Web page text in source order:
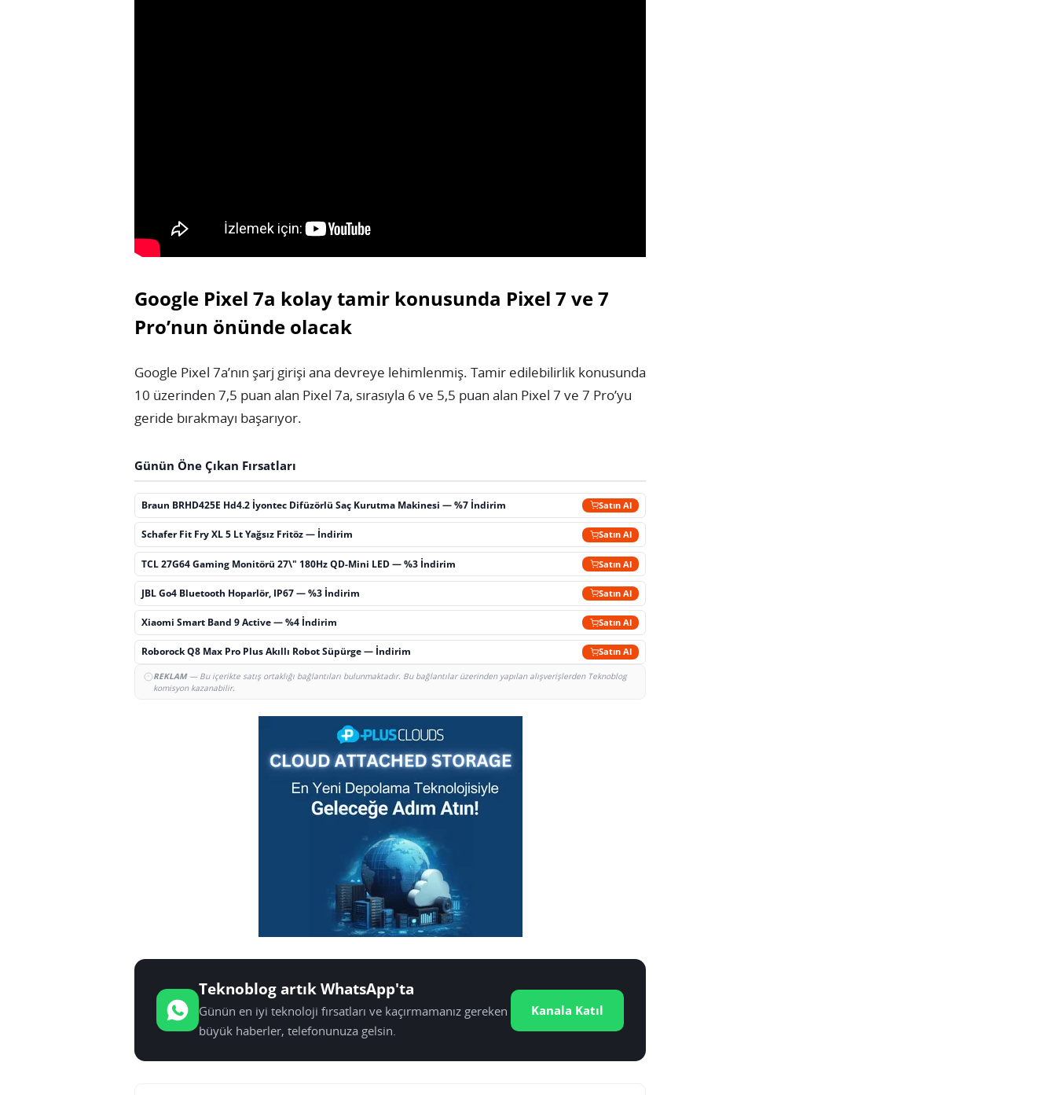
Google Pixel 7a kolay tamir konusunda Pixel 7 ve 7
Pro’nun önünde olacak
Google Pixel 7a’nın şarj girişi ana devreye lehimlenmiş. Tamir edilebilirlik konusunda
10 üzerinden 7,5 puan alan Pixel 7a, sırasıyla 6 ve 5,5 puan alan Pixel 7 ve 7 Pro’yu
geride bırakmayı başarıyor.
Günün Öne Çıkan Fırsatları
Braun BRHD425E Hd4.2 İyontec Difüzörlü Saç Kurutma Makinesi — %7 İndirim Satın Al
Schafer Fit Fry XL 5 Lt Yağsız Fritöz — İndirim Satın Al
TCL 27G64 Gaming Monitörü 27\" 180Hz QD-Mini LED — %3 İndirim Satın Al
JBL Go4 Bluetooth Hoparlör, IP67 — %3 İndirim Satın Al
Xiaomi Smart Band 9 Active — %4 İndirim Satın Al
Roborock Q8 Max Pro Plus Akıllı Robot Süpürge — İndirim Satın Al
REKLAM— Bu içerikte satış ortaklığı bağlantıları bulunmaktadır. Bu bağlantılar üzerinden yapılan alışverişlerden Teknoblog
komisyon kazanabilir.
Teknoblog artık WhatsApp'ta
Günün en iyi teknoloji fırsatları ve kaçırmamanız gereken
büyük haberler, telefonunuza gelsin.
Kanala Katıl